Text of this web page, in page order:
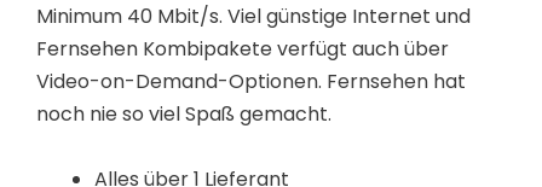
Minimum 40 Mbit/s. Viel günstige Internet und
Fernsehen Kombipakete verfügt auch über
Video-on-Demand-Optionen. Fernsehen hat
noch nie so viel Spaß gemacht.
Alles über 1 Lieferant